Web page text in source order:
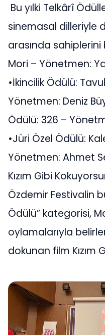
Bu yılki Telkârî
sinemasal dilleriyle
arasında sahiplerini
Mori – Yönetmen:
•İkincilik Ödülü:
Yönetmen: Deniz
Ödülü: 326 –
•Jüri Özel Ödülü:
Yönetmen: Ahmet
Kızım Gibi
Özdemir Festivalin
Ödülü” kategorisi,
oylamalarıyla
dokunan film Kızım